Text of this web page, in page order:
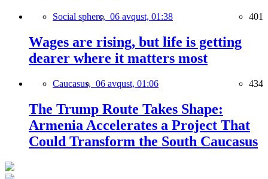
Social sphere, 06 avqust, 01:38 401
Wages are rising, but life is getting
dearer where it matters most
Caucasus, 06 avqust, 01:06 434
The Trump Route Takes Shape:
Armenia Accelerates a Project That
Could Transform the South Caucasus